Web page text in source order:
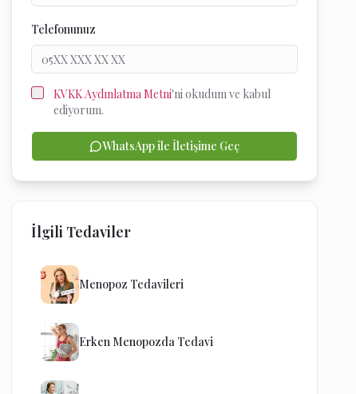
Telefonunuz
KVKK Aydınlatma Metni'ni okudum ve kabul
ediyorum.
WhatsApp ile İletişime Geç
İlgili Tedaviler
Menopoz Tedavileri
Erken Menopozda Tedavi